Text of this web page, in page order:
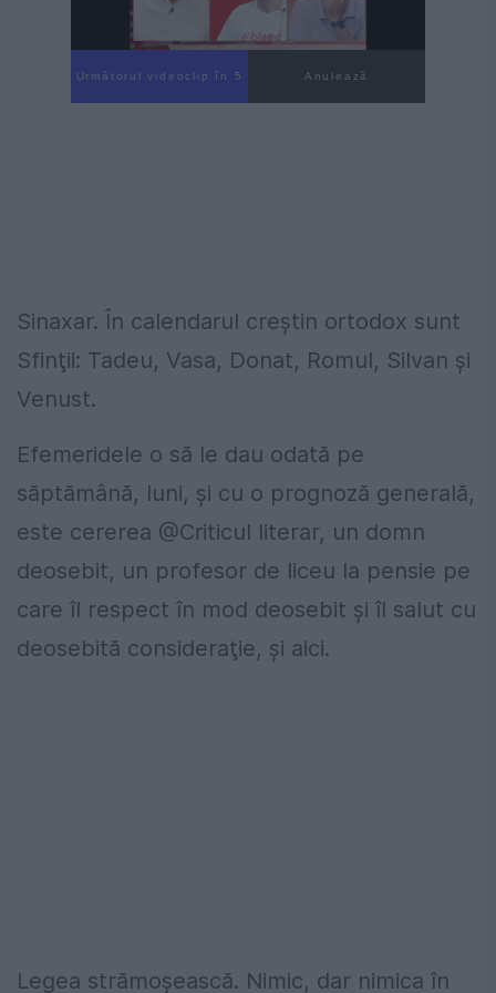
Următorul videoclip în 4 Anulează
Sinaxar. În calendarul creştin ortodox sunt
Sfinţii: Tadeu, Vasa, Donat, Romul, Silvan şi
Venust.
Efemeridele o să le dau odată pe
săptămână, luni, şi cu o prognoză generală,
este cererea @Criticul literar, un domn
deosebit, un profesor de liceu la pensie pe
care îl respect în mod deosebit şi îl salut cu
deosebită consideraţie, şi aici.
Legea strămoşească. Nimic, dar nimica în